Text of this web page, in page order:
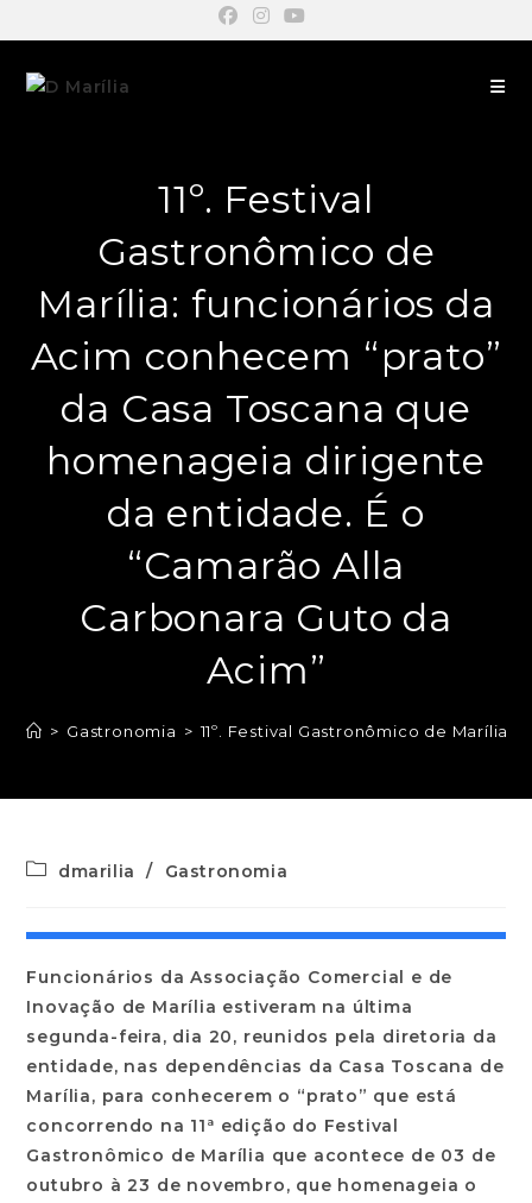
11º. Festival
Gastronômico de
Marília: funcionários da
Acim conhecem “prato”
da Casa Toscana que
homenageia dirigente
da entidade. É o
“Camarão Alla
Carbonara Guto da
Acim”
> Gastronomia > 11º. Festival Gastronômico de
dmarilia / Gastronomia
Funcionários da Associação Comercial e de
Inovação de Marília estiveram na última
segunda-feira, dia 20, reunidos pela diretoria da
entidade, nas dependências da Casa Toscana de
Marília, para conhecerem o “prato” que está
concorrendo na 11ª edição do Festival
Gastronômico de Marília que acontece de 03 de
outubro à 23 de novembro, que homenageia o